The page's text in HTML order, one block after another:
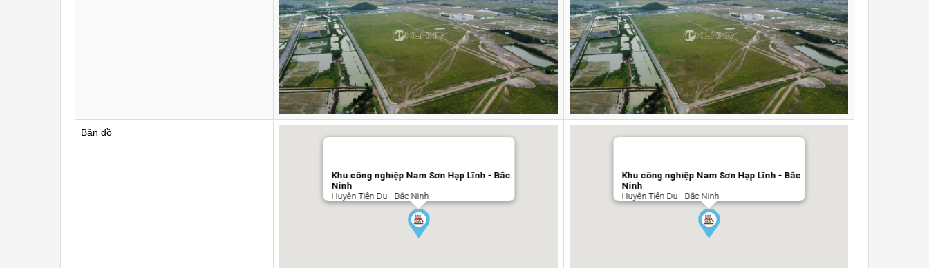
Bản đồ
Khu công nghiệp Nam Sơn Hạp Lĩnh - Bắc
Ninh
Huyện Tiên Du - Bắc Ninh
Khu công nghiệp Nam Sơn Hạp Lĩnh - Bắc
Ninh
Huyện Tiên Du - Bắc Ninh